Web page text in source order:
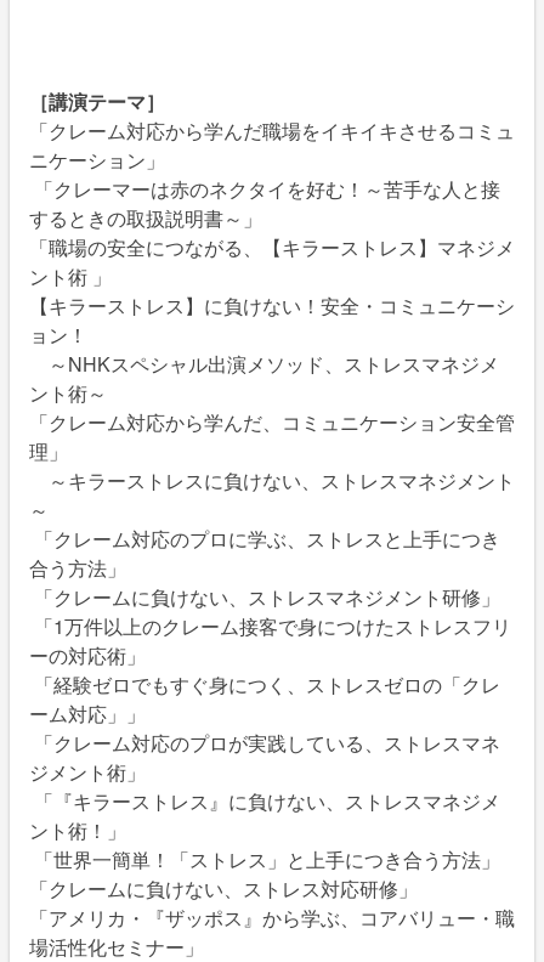
［講演テーマ］
「クレーム対応から学んだ職場をイキイキさせるコミュ
ニケーション」
「クレーマーは赤のネクタイを好む！～苦手な人と接
するときの取扱説明書～」
「職場の安全につながる、【キラーストレス】マネジメ
ント術 」
【キラーストレス】に負けない！安全・コミュニケーシ
ョン！
～NHKスペシャル出演メソッド、ストレスマネジメ
ント術～
「クレーム対応から学んだ、コミュニケーション安全管
理」
～キラーストレスに負けない、ストレスマネジメント
～
「クレーム対応のプロに学ぶ、ストレスと上手につき
合う方法」
「クレームに負けない、ストレスマネジメント研修」
「1万件以上のクレーム接客で身につけたストレスフリ
ーの対応術」
「経験ゼロでもすぐ身につく、ストレスゼロの「クレ
ーム対応」」
「クレーム対応のプロが実践している、ストレスマネ
ジメント術」
「『キラーストレス』に負けない、ストレスマネジメ
ント術！」
「世界一簡単！「ストレス」と上手につき合う方法」
「クレームに負けない、ストレス対応研修」
「アメリカ・『ザッポス』から学ぶ、コアバリュー・職
場活性化セミナー」